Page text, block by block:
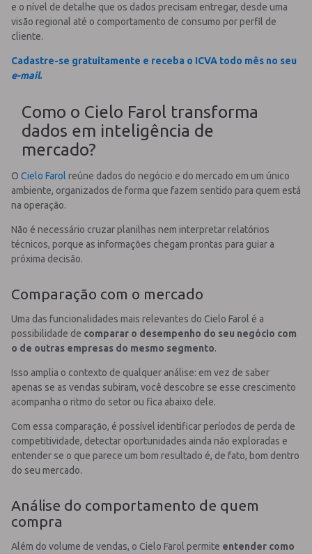
e o nível de detalhe que os dados precisam entregar, desde uma
visão regional até o comportamento de consumo por perfil de
cliente.
Cadastre-se gratuitamente e receba o ICVA todo mês no seu
e-mail.
Como o Cielo Farol transforma
dados em inteligência de
mercado?
O Cielo Farol reúne dados do negócio e do mercado em um único
ambiente, organizados de forma que fazem sentido para quem está
na operação.
Não é necessário cruzar planilhas nem interpretar relatórios
técnicos, porque as informações chegam prontas para guiar a
próxima decisão.
Comparação com o mercado
Uma das funcionalidades mais relevantes do Cielo Farol é a
possibilidade de comparar o desempenho do seu negócio com
o de outras empresas do mesmo segmento.
Isso amplia o contexto de qualquer análise: em vez de saber
apenas se as vendas subiram, você descobre se esse crescimento
acompanha o ritmo do setor ou fica abaixo dele.
Com essa comparação, é possível identificar períodos de perda de
competitividade, detectar oportunidades ainda não exploradas e
entender se o que parece um bom resultado é, de fato, bom dentro
do seu mercado.
Análise do comportamento de quem
compra
Além do volume de vendas, o Cielo Farol permite entender como